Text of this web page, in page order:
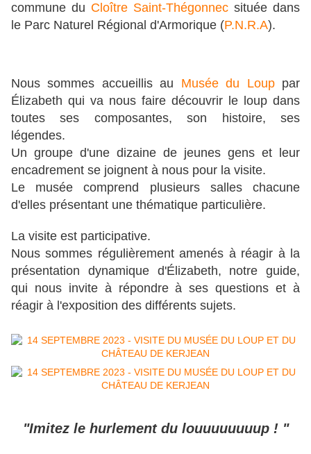
commune du Cloître Saint-Thégonnec située dans
le Parc Naturel Régional d'Armorique (P.N.R.A).
Nous sommes accueillis au Musée du Louppar
Élizabeth qui va nous faire découvrir le loup dans
toutes ses composantes, son histoire, ses
légendes.
Un groupe d'une dizaine de jeunes gens et leur
encadrement se joignent à nous pour la visite.
Le musée comprend plusieurs salles chacune
d'elles présentant une thématique particulière.
La visite est participative.
Nous sommes régulièrement amenés à réagir à la
présentation dynamique d'Élizabeth, notre guide,
qui nous invite à répondre à ses questions et à
réagir à l'exposition des différents sujets.
"Imitez le hurlement du louuuuuuuup ! "